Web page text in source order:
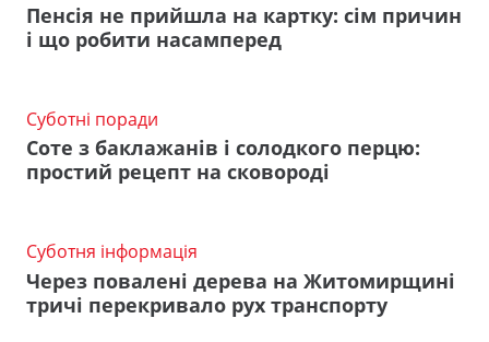
Пенсія не прийшла на картку: сім причин
і що робити насамперед
Суботні поради
Соте з баклажанів і солодкого перцю:
простий рецепт на сковороді
Суботня інформація
Через повалені дерева на Житомирщині
тричі перекривало рух транспорту